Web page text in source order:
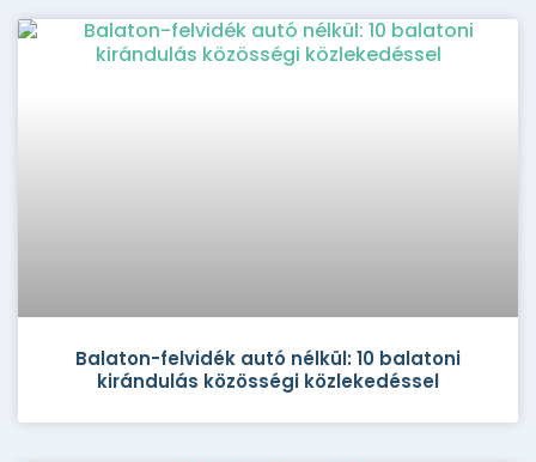
Balaton-felvidék autó nélkül: 10 balatoni
kirándulás közösségi közlekedéssel